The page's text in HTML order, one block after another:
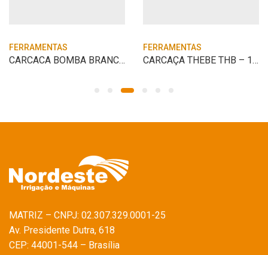
FERRAMENTAS
CARCACA BOMBA BRANCO B4T-716
FERRAMENTAS
CARCAÇA THEBE THB – 18 (R) KIT
MATRIZ – CNPJ: 02.307.329.0001-25
Av. Presidente Dutra, 618
CEP: 44001-544 – Brasília